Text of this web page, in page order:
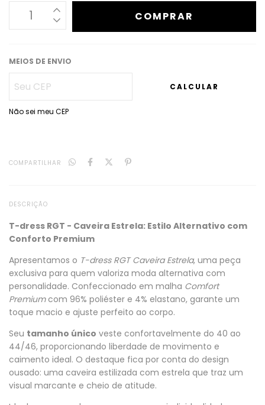
MEIOS DE ENVIO
CALCULAR
Não sei meu CEP
COMPARTILHAR
DESCRIÇÃO
T-dress RGT - Caveira Estrela: Estilo Alternativo com
Conforto Premium
Apresentamos o T-dress RGT Caveira Estrela, uma peça
exclusiva para quem valoriza moda alternativa com
personalidade. Confeccionado em malha Comfort
Premiumcom 96% poliéster e 4% elastano, garante um
toque macio e ajuste perfeito ao corpo.
Seu tamanho único veste confortavelmente do 40 ao
44/46, proporcionando liberdade de movimento e
caimento ideal. O destaque fica por conta do design
ousado: uma caveira estilizada com estrela que traz um
visual marcante e cheio de atitude.